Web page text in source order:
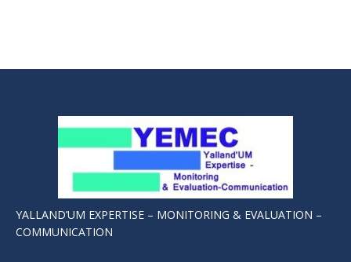
YALLAND’UM EXPERTISE – MONITORING & EVALUATION –
COMMUNICATION